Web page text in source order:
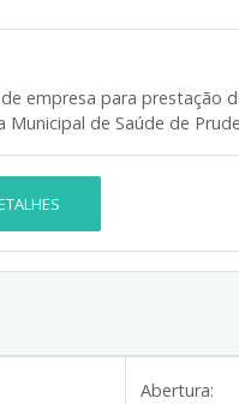
empresa para prestação
de Saúde de
Abertura: